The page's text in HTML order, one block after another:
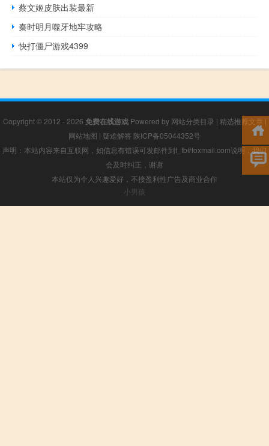
蔡文姬皮肤出装最新
秦时明月噬牙地牢攻略
快打僵尸游戏4399
Copyright © 2012 - 2026 免费在线游戏Powered by 网站分类目录 | 精选推荐文章 |
网站地图 | 疑难解答 陕ICP备05044352号
声明：本站内容来自互联网，如信息有错误可发邮件到f_fb#foxmail.com说明，我们
会及时纠正，谢谢
本站仅为个人兴趣爱好，不接盈利性广告及商业合作
小男孩